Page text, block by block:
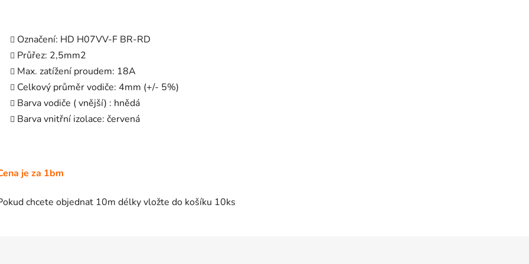
Označení: HD H07VV-F BR-RD
Průřez: 2,5mm2
Max. zatížení proudem: 18A
Celkový průměr vodiče: 4mm (+/- 5%)
Barva vodiče ( vnější) : hnědá
Barva vnitřní izolace: červená
je za 1bm
chcete objednat 10m délky vložte do košíku 10ks